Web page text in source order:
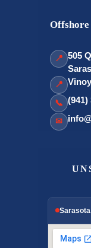
Offshore
📍 505
📍
📞 (941)
✉